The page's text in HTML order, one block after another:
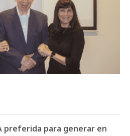
preferida para generar en